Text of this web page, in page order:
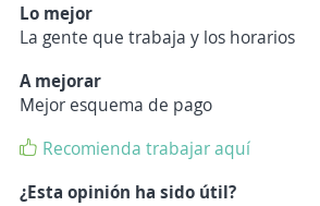
Lo mejor
La gente que trabaja y los horarios
A mejorar
Mejor esquema de pago
Recomienda trabajar aquí
¿Esta opinión ha sido útil?